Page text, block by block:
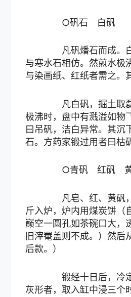
○矾石 白矾
凡矾燔石而成。白
与寒水石相仿。然煎水极
与染画纸、红纸者需之。
凡白矾，掘土取磊
极沸时，盘中有溅溢如物
曰吊矾，洁白异常。其沉
石。方药家锻过用者曰枯
○青矾 红矾 黄
凡皂、红、黄矾，
斤入炉，炉内用煤炭饼（
巅空一圆孔如茶碗口大，
旧滓罨盖则不成。）然
后款。）
锻经十日后，冷定
灰形者，取入缸中浸三个